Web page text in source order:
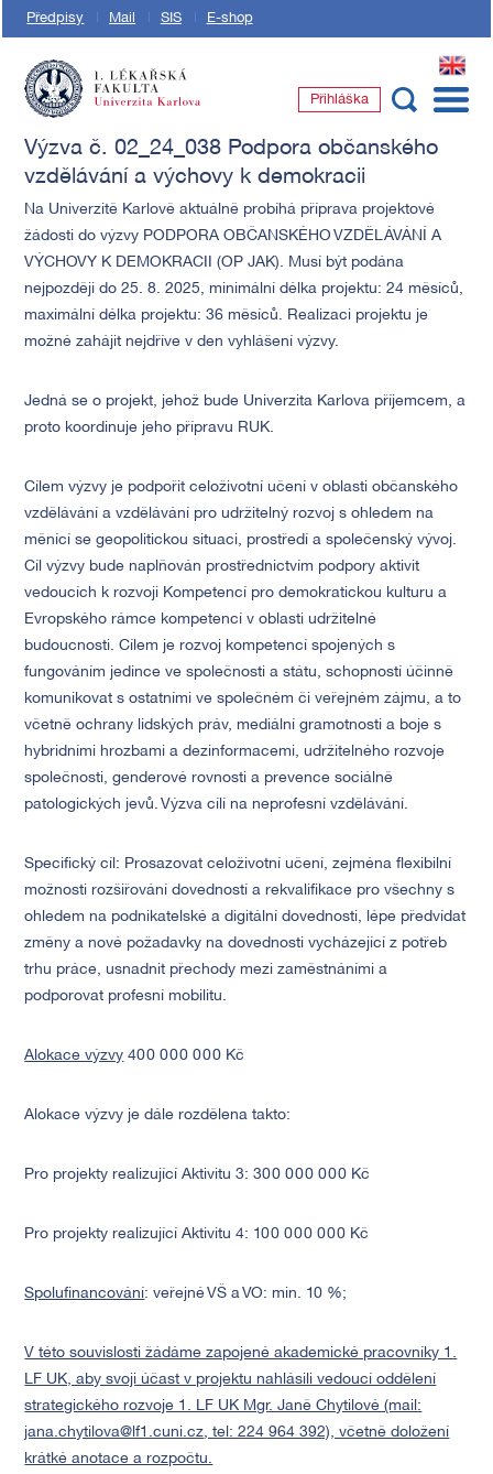
Předpisy Mail SIS E-shop
EN
Přihláška
Výzva č. 02_24_038 Podpora občanského
vzdělávání a výchovy k demokracii
Na Univerzitě Karlově aktuálně probíhá příprava projektové
žádosti do výzvy PODPORA OBČANSKÉHO VZDĚLÁVÁNÍ A
VÝCHOVY K DEMOKRACII (OP JAK). Musí být podána
nejpozději do 25. 8. 2025, minimální délka projektu: 24 měsíců,
maximální délka projektu: 36 měsíců. Realizaci projektu je
možné zahájit nejdříve v den vyhlášení výzvy.
Jedná se o projekt, jehož bude Univerzita Karlova příjemcem, a
proto koordinuje jeho přípravu RUK.
Cílem výzvy je podpořit celoživotní učení v oblasti občanského
vzdělávání a vzdělávání pro udržitelný rozvoj s ohledem na
měnící se geopolitickou situaci, prostředí a společenský vývoj.
Cíl výzvy bude naplňován prostřednictvím podpory aktivit
vedoucích k rozvoji Kompetencí pro demokratickou kulturu a
Evropského rámce kompetencí v oblasti udržitelné
budoucnosti. Cílem je rozvoj kompetencí spojených s
fungováním jedince ve společnosti a státu, schopností účinně
komunikovat s ostatními ve společném či veřejném zájmu, a to
včetně ochrany lidských práv, mediální gramotnosti a boje s
hybridními hrozbami a dezinformacemi, udržitelného rozvoje
společnosti, genderové rovnosti a prevence sociálně
patologických jevů. Výzva cílí na neprofesní vzdělávání.
Specifický cíl: Prosazovat celoživotní učení, zejména flexibilní
možnosti rozšiřování dovedností a rekvalifikace pro všechny s
ohledem na podnikatelské a digitální dovednosti, lépe předvídat
změny a nové požadavky na dovednosti vycházející z potřeb
trhu práce, usnadnit přechody mezi zaměstnáními a
podporovat profesní mobilitu.
Alokace výzvy 400 000 000 Kč
Alokace výzvy je dále rozdělena takto:
Pro projekty realizující Aktivitu 3: 300 000 000 Kč
Pro projekty realizující Aktivitu 4: 100 000 000 Kč
Spolufinancování: veřejné VŠ a VO: min. 10 %;
V této souvislosti žádáme zapojené akademické pracovníky 1.
LF UK, aby svoji účast v projektu nahlásili vedoucí oddělení
strategického rozvoje 1. LF UK Mgr. Janě Chytilové (mail:
jana.chytilova@lf1.cuni.cz, tel: 224 964 392), včetně doložení
krátké anotace a rozpočtu.